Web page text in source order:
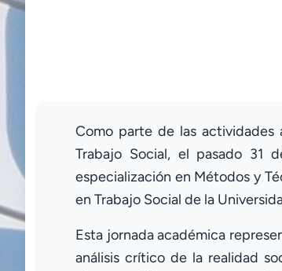
Como parte de las actividades
Trabajo Social, el pasado 31
especialización en Métodos y
en Trabajo Social de la
Esta jornada académica
análisis crítico de la realidad